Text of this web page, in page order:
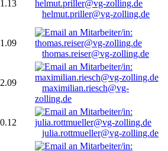
1.13
helmut.priller@vg-zolling.de
1.09
thomas.reiser@vg-zolling.de
2.09
maximilian.riesch@vg-
zolling.de
0.12
julia.rottmueller@vg-zolling.de